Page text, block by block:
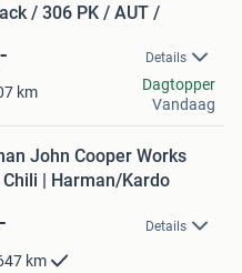
/ 306 PK / AUT /
Details
km
Dagtopper
Vandaag
John Cooper Works
Chili | Harman/Kardo
Details
km